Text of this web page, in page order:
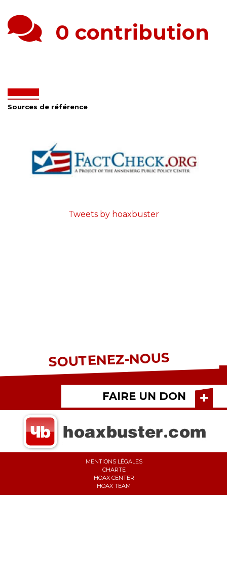
0 contribution
Sources de référence
Tweets by hoaxbuster
SOUTENEZ-NOUS
FAIRE UN DON
MENTIONS LÉGALES
CHARTE
HOAX CENTER
HOAX TEAM